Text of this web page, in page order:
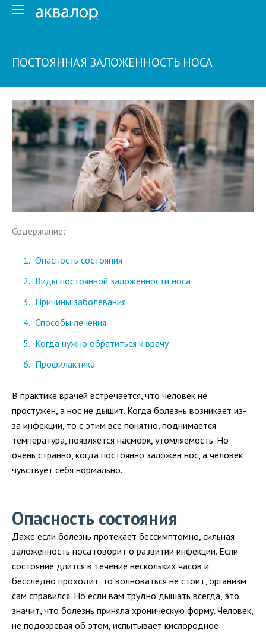
ПОСТОЯННАЯ ЗАЛОЖЕННОСТЬ НОСА
Содержание:
Опасность состояния
Виды постоянной заложенности носа
Причины заболевания
Способы лечения
Когда нужно обратиться к врачу
Профилактика
В практике врачей встречается, что человек не
простужен, а нос не дышит. Когда болезнь возникает из-
за инфекции, то с этим все понятно, поднимается
температура, появляется насморк, утомляемость. Но
очень странно, когда постоянно заложен нос, а человек
чувствует себя нормально.
Опасность состояния
Даже если болезнь протекает бессимптомно, сильная
заложенность носа говорит о развитии инфекции. Если
состояние длится в течение нескольких часов и
бесследно проходит, то волноваться не стоит, организм
сам справился. Но если вам трудно дышать всегда, это
значит, что болезнь приняла хроническую форму. Человек,
не подозревая об этом, испытывает кислородное